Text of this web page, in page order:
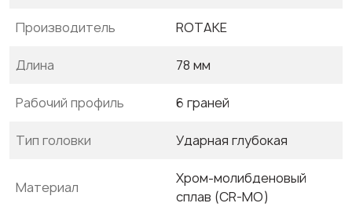
Производитель ROTAKE
Длина 78 мм
Рабочий профиль 6 граней
Тип головки Ударная глубокая
Материал
Хром-молибденовый
сплав (CR-MO)